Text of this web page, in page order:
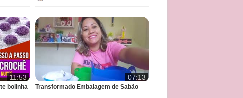
11:53
bolinha
07:13
Transformado Embalagem de Sabão